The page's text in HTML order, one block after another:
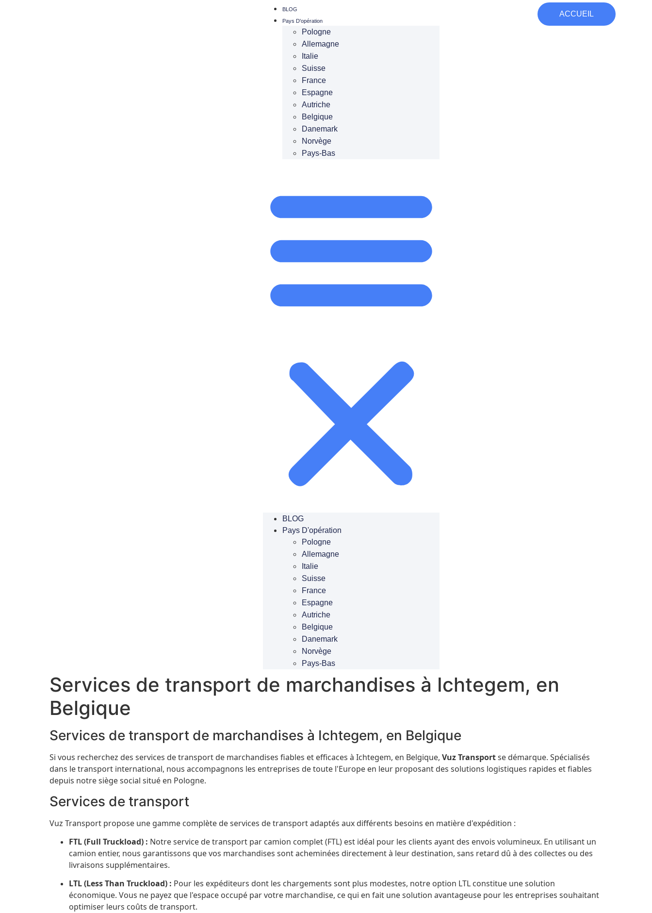
BLOG
Pays D'opération
Pologne
Allemagne
Italie
Suisse
France
Espagne
Autriche
Belgique
Danemark
Norvège
Pays-Bas
BLOG
Pays D'opération
Pologne
Allemagne
Italie
Suisse
France
Espagne
Autriche
Belgique
Danemark
Norvège
Pays-Bas
ACCUEIL
Services de transport de marchandises à Ichtegem, en
Belgique
Services de transport de marchandises à Ichtegem, en Belgique
Si vous recherchez des services de transport de marchandises fiables et efficaces à Ichtegem, en Belgique, Vuz Transportse démarque. Spécialisés
dans le transport international, nous accompagnons les entreprises de toute l'Europe en leur proposant des solutions logistiques rapides et fiables
depuis notre siège social situé en Pologne.
Services de transport
Vuz Transport propose une gamme complète de services de transport adaptés aux différents besoins en matière d'expédition :
FTL (Full Truckload) : Notre service de transport par camion complet (FTL) est idéal pour les clients ayant des envois volumineux. En utilisant un
camion entier, nous garantissons que vos marchandises sont acheminées directement à leur destination, sans retard dû à des collectes ou des
livraisons supplémentaires.
LTL (Less Than Truckload) : Pour les expéditeurs dont les chargements sont plus modestes, notre option LTL constitue une solution
économique. Vous ne payez que l'espace occupé par votre marchandise, ce qui en fait une solution avantageuse pour les entreprises souhaitant
optimiser leurs coûts de transport.